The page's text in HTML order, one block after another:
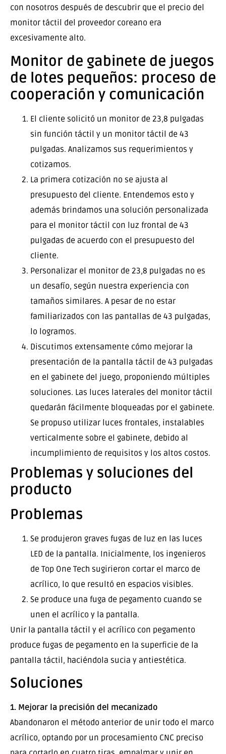
con nosotros después de descubrir que el precio del
monitor táctil del proveedor coreano era
excesivamente alto.
Monitor de gabinete de juegos
de lotes pequeños: proceso de
cooperación y comunicación
El cliente solicitó un monitor de 23,8 pulgadas
sin función táctil y un monitor táctil de 43
pulgadas. Analizamos sus requerimientos y
cotizamos.
La primera cotización no se ajusta al
presupuesto del cliente. Entendemos esto y
además brindamos una solución personalizada
para el monitor táctil con luz frontal de 43
pulgadas de acuerdo con el presupuesto del
cliente.
Personalizar el monitor de 23,8 pulgadas no es
un desafío, según nuestra experiencia con
tamaños similares. A pesar de no estar
familiarizados con las pantallas de 43 pulgadas,
lo logramos.
Discutimos extensamente cómo mejorar la
presentación de la pantalla táctil de 43 pulgadas
en el gabinete del juego, proponiendo múltiples
soluciones. Las luces laterales del monitor táctil
quedarán fácilmente bloqueadas por el gabinete.
Se propuso utilizar luces frontales, instalables
verticalmente sobre el gabinete, debido al
incumplimiento de requisitos y los altos costos.
Problemas y soluciones del
producto
Problemas
Se produjeron graves fugas de luz en las luces
LED de la pantalla. Inicialmente, los ingenieros
de Top One Tech sugirieron cortar el marco de
acrílico, lo que resultó en espacios visibles.
Se produce una fuga de pegamento cuando se
unen el acrílico y la pantalla.
Unir la pantalla táctil y el acrílico con pegamento
produce fugas de pegamento en la superficie de la
pantalla táctil, haciéndola sucia y antiestética.
Soluciones
1. Mejorar la precisión del mecanizado
Abandonaron el método anterior de unir todo el marco
acrílico, optando por un procesamiento CNC preciso